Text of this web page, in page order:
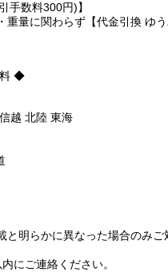
手数料300円)】
重量に関わらず【代金引換 ゆ
料 ◆
北陸 東海
明らかに異なった場合のみご
にご連絡ください。